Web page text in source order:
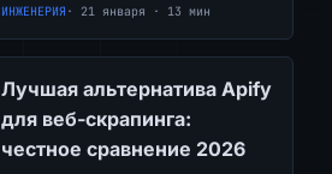
ИНЖЕНЕРИЯ · 21 января · 13 мин
Лучшая альтернатива Apify
для веб-скрапинга:
честное сравнение 2026